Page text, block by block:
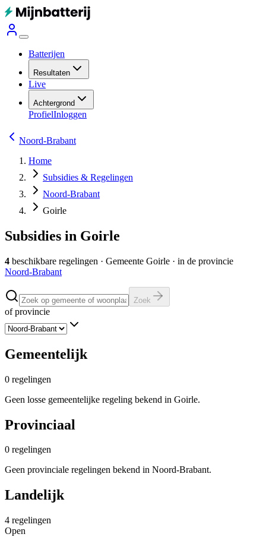
Batterijen
Resultaten
Live
Achtergrond
ProfielInloggen
Noord-Brabant
Home
Subsidies & Regelingen
Noord-Brabant
Goirle
Subsidies in Goirle
4 beschikbare regelingen · Gemeente Goirle · in de provincie
Noord-Brabant
Zoek
of provincie
Gemeentelijk
0 regelingen
Geen losse gemeentelijke regeling bekend in Goirle.
Provinciaal
0 regelingen
Geen provinciale regelingen bekend in Noord-Brabant.
Landelijk
4 regelingen
Open